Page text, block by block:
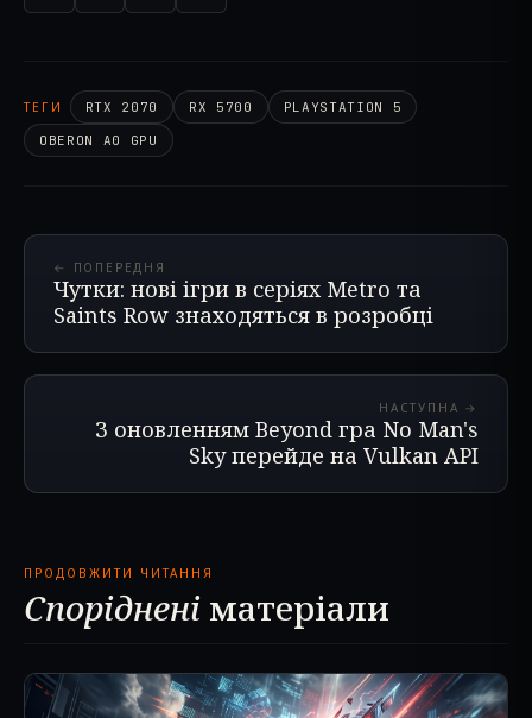
ТЕГИ RTX 2070 RX 5700
PLAYSTATION 5
OBERON A0 GPU
← ПОПЕРЕДНЯ
Чутки: нові ігри в серіях Metro та
Saints Row знаходяться в розробці
НАСТУПНА →
З оновленням Beyond гра No Man's
Sky перейде на Vulkan API
ПРОДОВЖИТИ ЧИТАННЯ
Споріднені матеріали